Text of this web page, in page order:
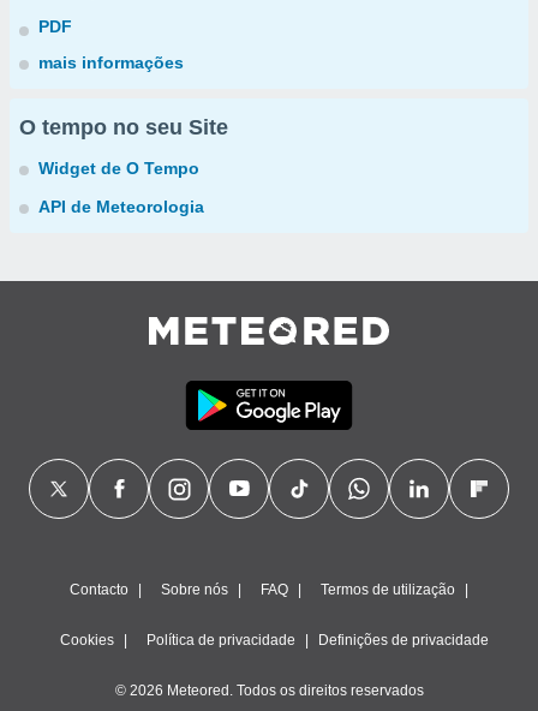
PDF
mais informações
O tempo no seu Site
Widget de O Tempo
API de Meteorologia
Contacto Sobre nós FAQ Termos de utilização
Cookies Política de privacidade Definições de privacidade
© 2026 Meteored. Todos os direitos reservados